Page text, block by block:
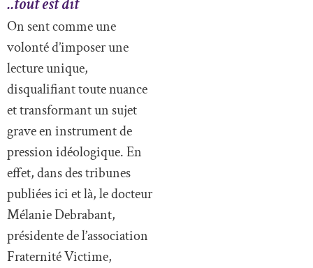
On sent comme une
volonté d’imposer une
lecture unique,
disqualifiant toute nuance
et transformant un sujet
grave en instrument de
pression idéologique. En
effet, dans des tribunes
publiées ici et là, le docteur
Mélanie Debrabant,
présidente de l’association
Fraternité Victime,